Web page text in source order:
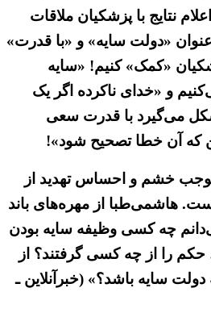
نتایج با پزشکیان ملاقات
«دولت سایه» و «با قدرت»
«کمک» کنیم! «سایه
و «خدای ناکرده اگر یک
شکل می‌گیرد با قدرت سعی
که آن خطا تصحیح شود»!
موجب خشم و احساس تهدید از
هاشمی‌طبا از مهره‌های باند
چه کسی وظیفه سایه بودن
را از چه کسی گرفتند؟ از
سایه باشد؟» (خبرآنلاین ـ